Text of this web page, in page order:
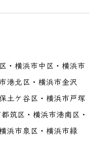
・横浜市中区・横浜市
港北区・横浜市金沢
土ケ谷区・横浜市戸塚
筑区・横浜市港南区・
浜市泉区・横浜市緑